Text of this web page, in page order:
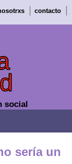
contacto
social
sería un